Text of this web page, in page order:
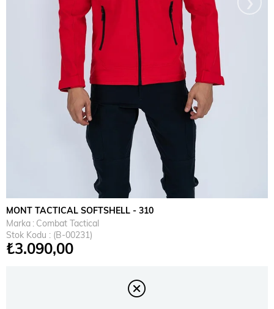
MONT TACTICAL SOFTSHELL - 310
Marka : Combat Tactical
Stok Kodu
(B-00231)
₺3.090,00